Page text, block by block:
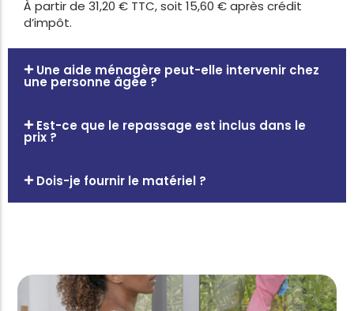
À partir de 31,20 € TTC, soit 15,60 € après crédit
d’impôt.
Une aide ménagère peut-elle intervenir chez
une personne âgée ?
Est-ce que le repassage est inclus dans le
prix ?
Dois-je fournir le matériel ?